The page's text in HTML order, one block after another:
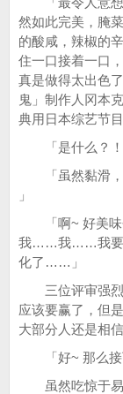
然如此完美，腌菜
的酸咸，辣椒的
住一口接着一口，
真是做得太出色
鬼」制作人冈本克
典用日本综艺节
「是什么？！
「虽然黏滑，
」
「啊~ 好美味
我……我……我要
化了……」
三位评审强烈
应该要赢了，但是
大部分人还是相
「好~ 那么接
虽然吃惊于易